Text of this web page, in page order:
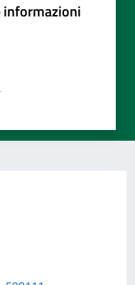
informazioni